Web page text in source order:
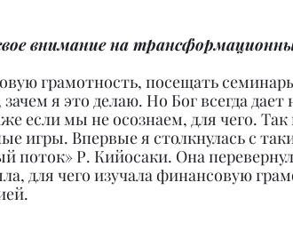
внимание на
грамотность, посещать
я это делаю. Но Бог всегда дает
если мы не осознаем, для чего. Так
игры. Впервые я столкнулась с
поток» Р. Кийосаки. Она
для чего изучала финансовую